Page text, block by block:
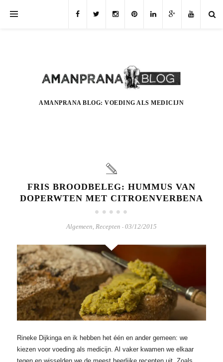
AMANPRANA BLOG: VOEDING ALS MEDICIJN
FRIS BROODBELEG: HUMMUS VAN
DOPERWTEN MET CITROENVERBENA
Algemeen Recepten - 03/12/2015
Rineke Dijkinga en ik hebben het één en ander gemeen: we
kiezen voor voeding als medicijn. Al vaker kwamen we elkaar